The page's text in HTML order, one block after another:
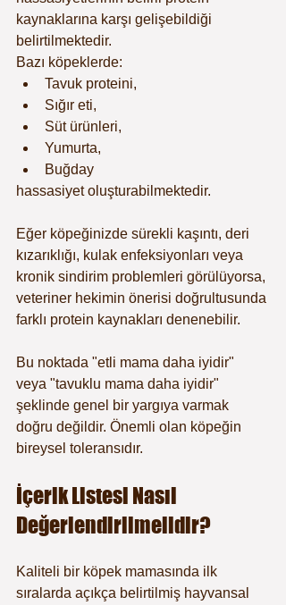
kaynaklarına karşı gelişebildiği
belirtilmektedir.
Bazı köpeklerde:
Tavuk proteini,
Sığır eti,
Süt ürünleri,
Yumurta,
Buğday
hassasiyet oluşturabilmektedir.
Eğer köpeğinizde sürekli kaşıntı, deri
kızarıklığı, kulak enfeksiyonları veya
kronik sindirim problemleri görülüyorsa,
veteriner hekimin önerisi doğrultusunda
farklı protein kaynakları denenebilir.
Bu noktada "etli mama daha iyidir"
veya "tavuklu mama daha iyidir"
şeklinde genel bir yargıya varmak
doğru değildir. Önemli olan köpeğin
bireysel toleransıdır.
İçerik Listesi Nasıl
Değerlendirilmelidir?
Kaliteli bir köpek mamasında ilk
sıralarda açıkça belirtilmiş hayvansal